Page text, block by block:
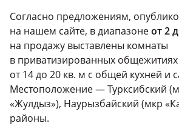
Согласно предложениям,
на нашем сайте, в диапазонеот 2
на продажу выставлены комнаты
в приватизированных
от 14 до 20 кв. м с общей кухней и
Местоположение — Турксибский
«Жулдыз»), Наурызбайский (мкр
районы.